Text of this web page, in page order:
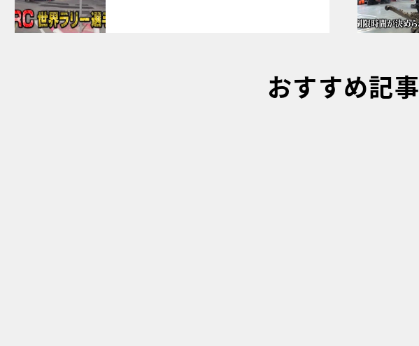
おすすめ記事